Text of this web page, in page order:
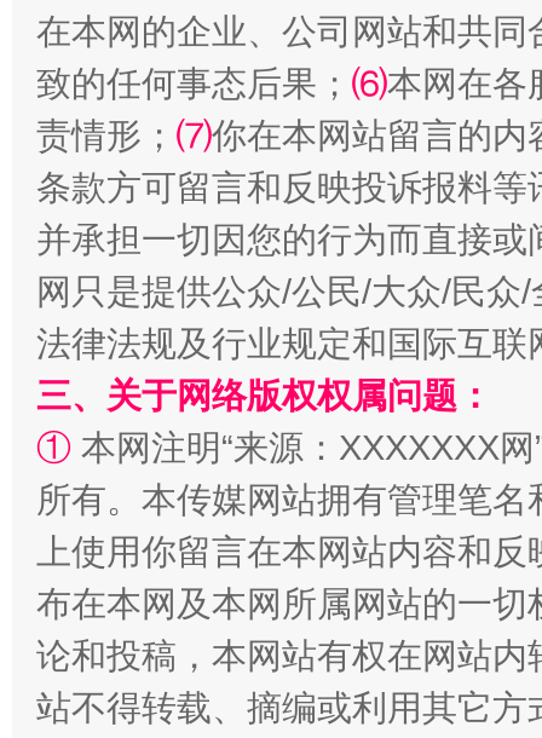
阿坝州三大球赛在茂县开幕 规模
国家大学科技园优化重塑工作
在本网的企业、公司网站和共
致的任何事态后果； ⑹本网在各
责情形； ⑺你在本网站留言的内
条款方可留言和反映投诉报料
并承担一切因您的行为而直接
网只是提供公众/公民/大众/民
法律法规及行业规定和国际互
三、关于网络版权权属问题：
① 本网注明“来源：XXXXXXX
所有。本传媒网站拥有管理笔
上使用你留言在本网站内容和
布在本网及本网所属网站的一
论和投稿，本网站有权在网站
站不得转载、摘编或利用其它